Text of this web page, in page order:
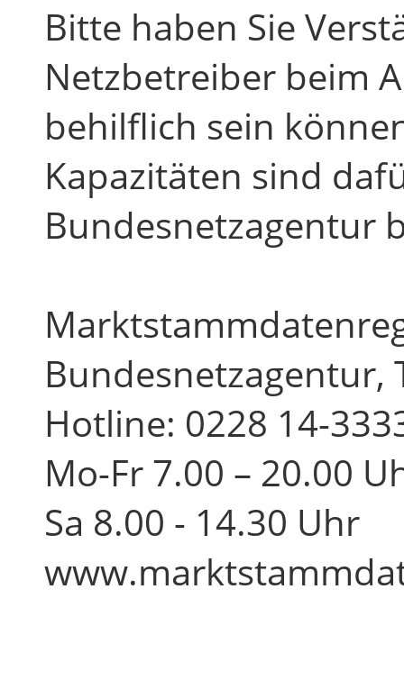
Bitte haben Sie
Netzbetreiber beim
behilflich sein
Kapazitäten sind
Bundesnetzagentur
Bundesnetzagentur,
Hotline: 0228 14-
Mo-Fr 7.00 – 20.00
Sa 8.00 - 14.30 Uhr